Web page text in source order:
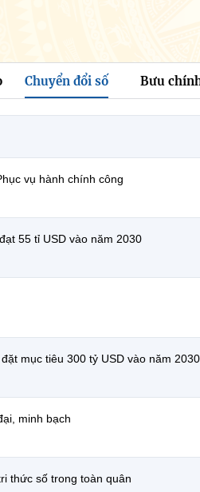
Chuyển đổi số Bưu
vụ hành chính công
55 tỉ USD vào năm 2030
mục tiêu 300 tỷ USD vào năm 2030
minh bạch
thức số trong toàn quân